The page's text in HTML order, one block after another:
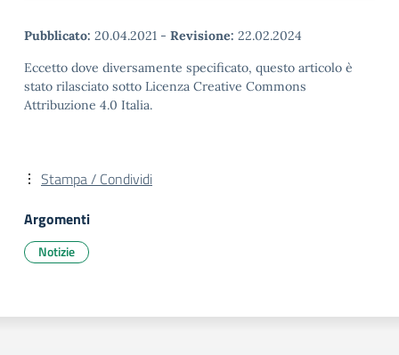
Pubblicato: 20.04.2021 - Revisione: 22.02.2024
Eccetto dove diversamente specificato, questo articolo è
stato rilasciato sotto Licenza Creative Commons
Attribuzione 4.0 Italia.
Stampa / Condividi
Argomenti
Notizie